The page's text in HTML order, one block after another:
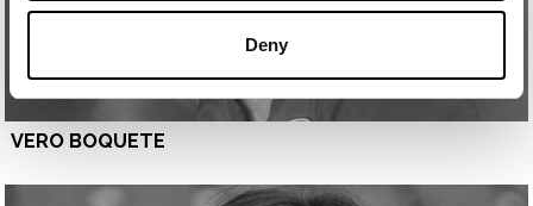
Deny
VERO BOQUETE